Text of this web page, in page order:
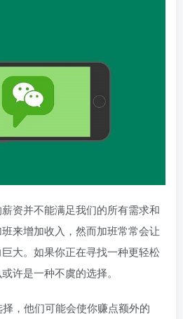
资并不能满足我们的所有需求和
来增加收入，然而加班常常会让
大。如果你正在寻找一种更轻松
许是一种不虞的选择。
择，他们可能会使你赚点额外的